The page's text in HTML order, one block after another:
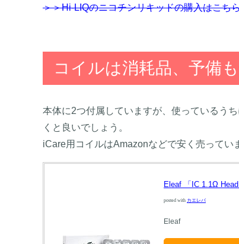
＞＞Hi-LIQのニコチンリキッドの購入はこち
コイルは消耗品、予備
本体に2つ付属していますが、使っているう
くと良いでしょう。
iCare用コイルはAmazonなどで安く売ってい
Eleaf 「IC 1.1Ω
posted with カエレバ
Eleaf